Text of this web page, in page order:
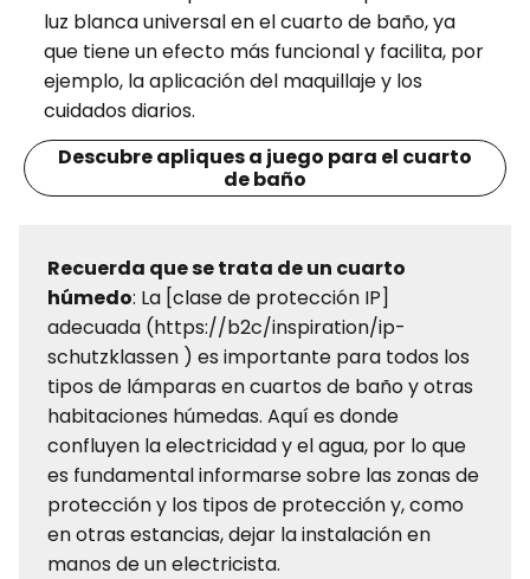
luz blanca universal en el cuarto de baño, ya
que tiene un efecto más funcional y facilita, por
ejemplo, la aplicación del maquillaje y los
cuidados diarios.
Descubre apliques a juego para el cuarto
de baño
Recuerda que se trata de un cuarto
húmedo: La [clase de protección IP]
adecuada (https://b2c/inspiration/ip-
schutzklassen ) es importante para todos los
tipos de lámparas en cuartos de baño y otras
habitaciones húmedas. Aquí es donde
confluyen la electricidad y el agua, por lo que
es fundamental informarse sobre las zonas de
protección y los tipos de protección y, como
en otras estancias, dejar la instalación en
manos de un electricista.